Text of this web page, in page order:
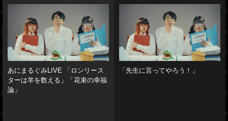
あにまるぐみLIVE 「ロンリース
ターは羊を数える」「花束の幸福
論」
「先生に言ってやろう！」